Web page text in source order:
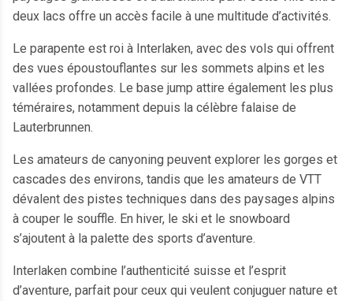
deux lacs offre un accès facile à une multitude d’activités.
Le parapente est roi à Interlaken, avec des vols qui offrent
des vues époustouflantes sur les sommets alpins et les
vallées profondes. Le base jump attire également les plus
téméraires, notamment depuis la célèbre falaise de
Lauterbrunnen.
Les amateurs de canyoning peuvent explorer les gorges et
cascades des environs, tandis que les amateurs de VTT
dévalent des pistes techniques dans des paysages alpins
à couper le souffle. En hiver, le ski et le snowboard
s’ajoutent à la palette des sports d’aventure.
Interlaken combine l’authenticité suisse et l’esprit
d’aventure, parfait pour ceux qui veulent conjuguer nature et